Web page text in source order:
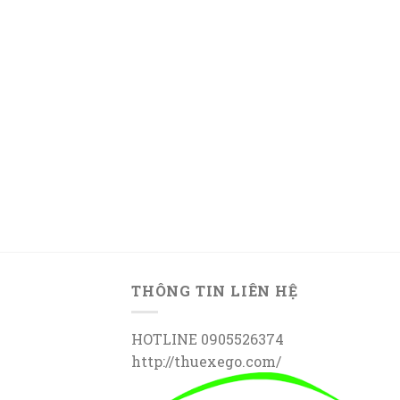
THÔNG TIN LIÊN HỆ
HOTLINE 0905526374
http://thuexego.com/